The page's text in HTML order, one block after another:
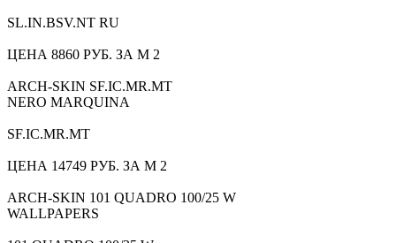
SL.IN.BSV.NT RU
ЦЕНА 8860 РУБ. ЗА М 2
ARCH-SKIN SF.IC.MR.MT
NERO MARQUINA
SF.IC.MR.MT
ЦЕНА 14749 РУБ. ЗА М 2
ARCH-SKIN 101 QUADRO 100/25 W
WALLPAPERS